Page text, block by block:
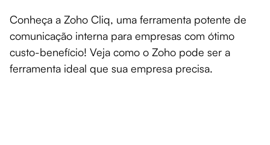
Conheça a Zoho Cliq, uma ferramenta potente de
comunicação interna para empresas com ótimo
custo-benefício! Veja como o Zoho pode ser a
ferramenta ideal que sua empresa precisa.